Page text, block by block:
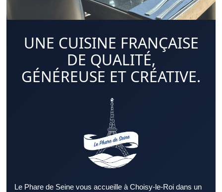
UNE CUISINE FRANÇAISE
DE QUALITÉ,
GÉNÉREUSE ET CRÉATIVE.
Le Phare de Seine vous accueille à Choisy-le-Roi dans un